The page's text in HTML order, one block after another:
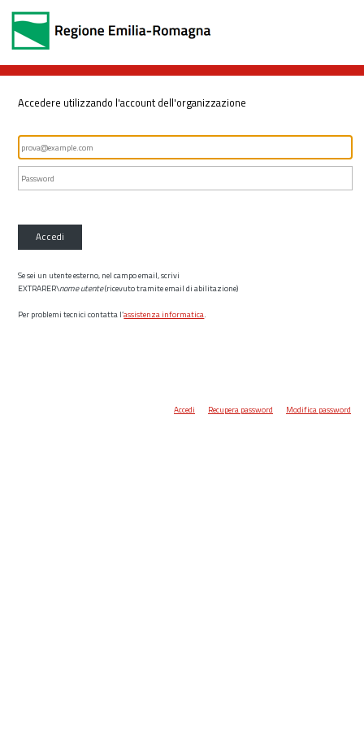
Accedere utilizzando l'account dell'organizzazione
Accedi
Se sei un utente esterno, nel campo email, scrivi
EXTRARER\nome utente(ricevuto tramite email di abilitazione)
Per problemi tecnici contatta l’assistenza informatica.
Accedi Recupera password Modifica password